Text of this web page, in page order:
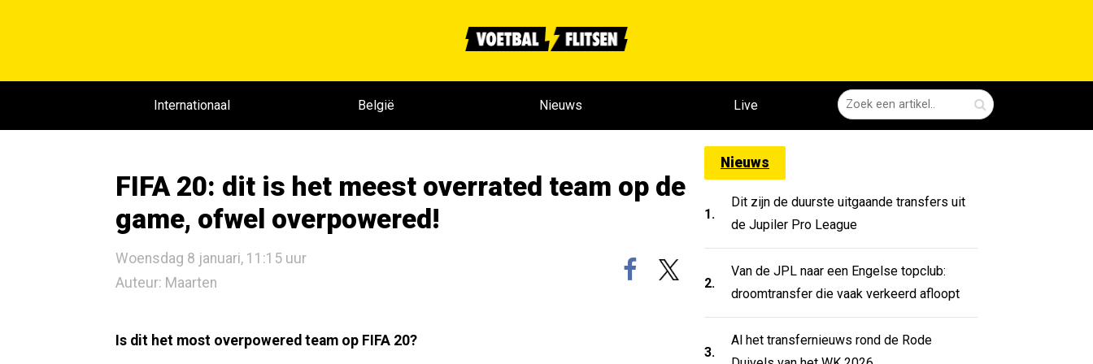
Internationaal België Nieuws Live
FIFA 20: dit is het meest overrated team op de
game, ofwel overpowered!
Woensdag 8 januari, 11:15 uur
Auteur: Maarten
Is dit het most overpowered team op FIFA 20?
Nieuws
1.
Dit zijn de duurste uitgaande transfers uit
de Jupiler Pro League
2.
Van de JPL naar een Engelse topclub:
droomtransfer die vaak verkeerd afloopt
3.
Al het transfernieuws rond de Rode